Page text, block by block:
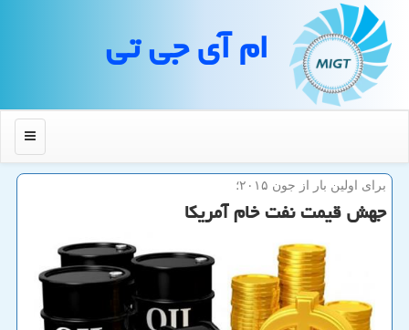
ام آی جی تی
منو
برای اولین بار از جون ۲۰۱۵؛
جهش قیمت نفت خام آمریكا